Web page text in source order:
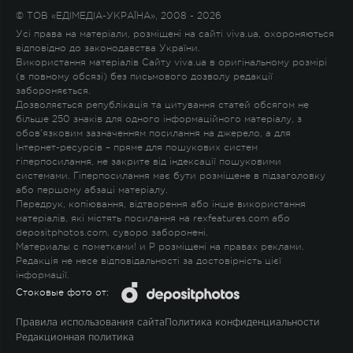
© ТОВ «ЕДІМЕДІА-УКРАЇНА», 2008 - 2026
Усі права на матеріали, розміщені на сайті viva.ua, охороняються
відповідно до законодавства України.
Використання матеріалів Сайту viva.ua в оригінальному розмірі
(в повному обсязі) без письмового дозволу редакції
забороняється.
Дозволяється републікація та цитування статей обсягом не
більше 250 знаків для одного інформаційного матеріалу, з
обов'язковим зазначенням посилання на джерело, а для
Інтернет-ресурсів – пряме для пошукових систем
гіперпосилання, не закрите від індексації пошуковими
системами. Гіперпосилання має бути розміщене в підзаголовку
або першому абзаці матеріалу.
Передрук, копіювання, відтворення або інше використання
матеріалів, які містять посилання на rexfeatures.com або
depositphotos.com, суворо заборонені.
Материалы с пометками! и P розміщені на правах реклами.
Редакція не несе відповідальності за достовірність цієї
інформації.
Стоковые фото от:
Правила использования сайта Политика конфиденциальности
Редакционная политика